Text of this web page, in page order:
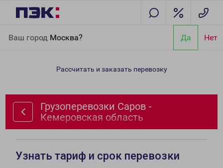
Ваш город Москва? Да Нет
область
Рассчитать и заказать перевозку
Грузоперевозки Саров -
Кемеровская область
Узнать тариф и срок перевозки